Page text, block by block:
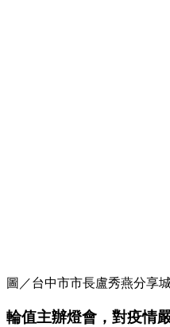
圖／台中市市長盧秀燕分享
輪值主辦燈會，對疫情